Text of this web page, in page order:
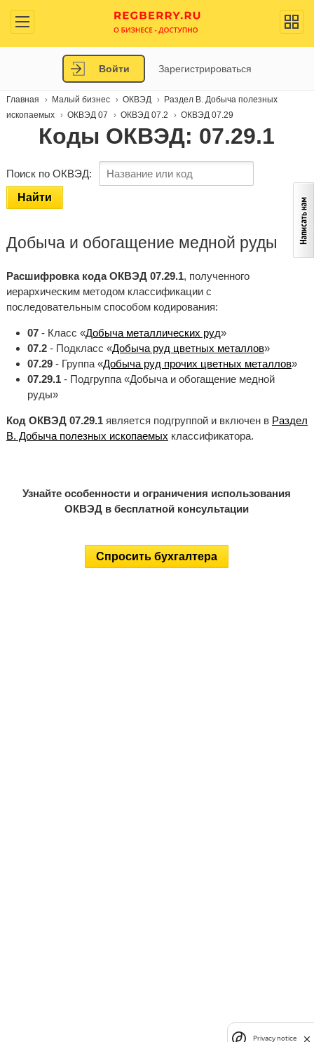
Войти Зарегистрироваться
Главная Малый бизнес ОКВЭД
Раздел B. Добыча полезных
ископаемых
ОКВЭД 07 ОКВЭД 07.2 ОКВЭД 07.29
Коды ОКВЭД: 07.29.1
Поиск по ОКВЭД:
Найти
Добыча и обогащение медной руды
Расшифровка кода ОКВЭД 07.29.1, полученного
иерархическим методом классификации с
последовательным способом кодирования:
07- Класс «Добыча металлических руд»
07.2- Подкласс «Добыча руд цветных металлов»
07.29- Группа «Добыча руд прочих цветных металлов»
07.29.1- Подгруппа «Добыча и обогащение медной
руды»
Код ОКВЭД 07.29.1является подгруппой и включен в Раздел
B. Добыча полезных ископаемых классификатора.
Узнайте особенности и ограничения использования
ОКВЭД в бесплатной консультации
Спросить бухгалтера
Privacy notice